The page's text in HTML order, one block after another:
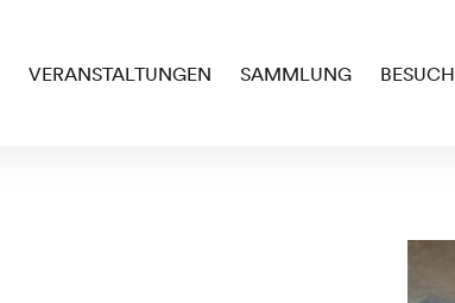
VERANSTALTUNGEN SAMMLUNG BESUCH